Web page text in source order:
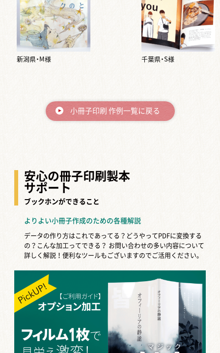
新潟県・M様 千葉県・S様
小冊子印刷 作例一覧に戻る
安心の冊子印刷製本
サポート
ブックホンができること
よりよい小冊子作成のための各種解説
データの作り方はこれであってる？どうやってPDFに変換する
の？こんな加工ってできる？ お問い合わせの多い内容について
詳しく解説！便利なツールもございますのでご活用ください。